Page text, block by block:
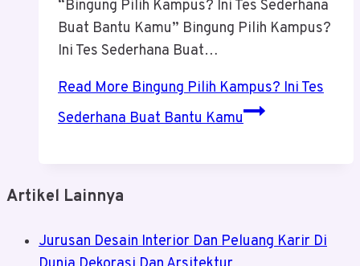
“Bingung Pilih Kampus? Ini Tes Sederhana
Buat Bantu Kamu” Bingung Pilih Kampus?
Ini Tes Sederhana Buat…
Read More Bingung Pilih Kampus? Ini Tes
Sederhana Buat Bantu Kamu
Artikel Lainnya
Jurusan Desain Interior Dan Peluang Karir Di